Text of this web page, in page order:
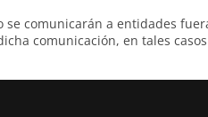
comunicarán a entidades
comunicación, en tales